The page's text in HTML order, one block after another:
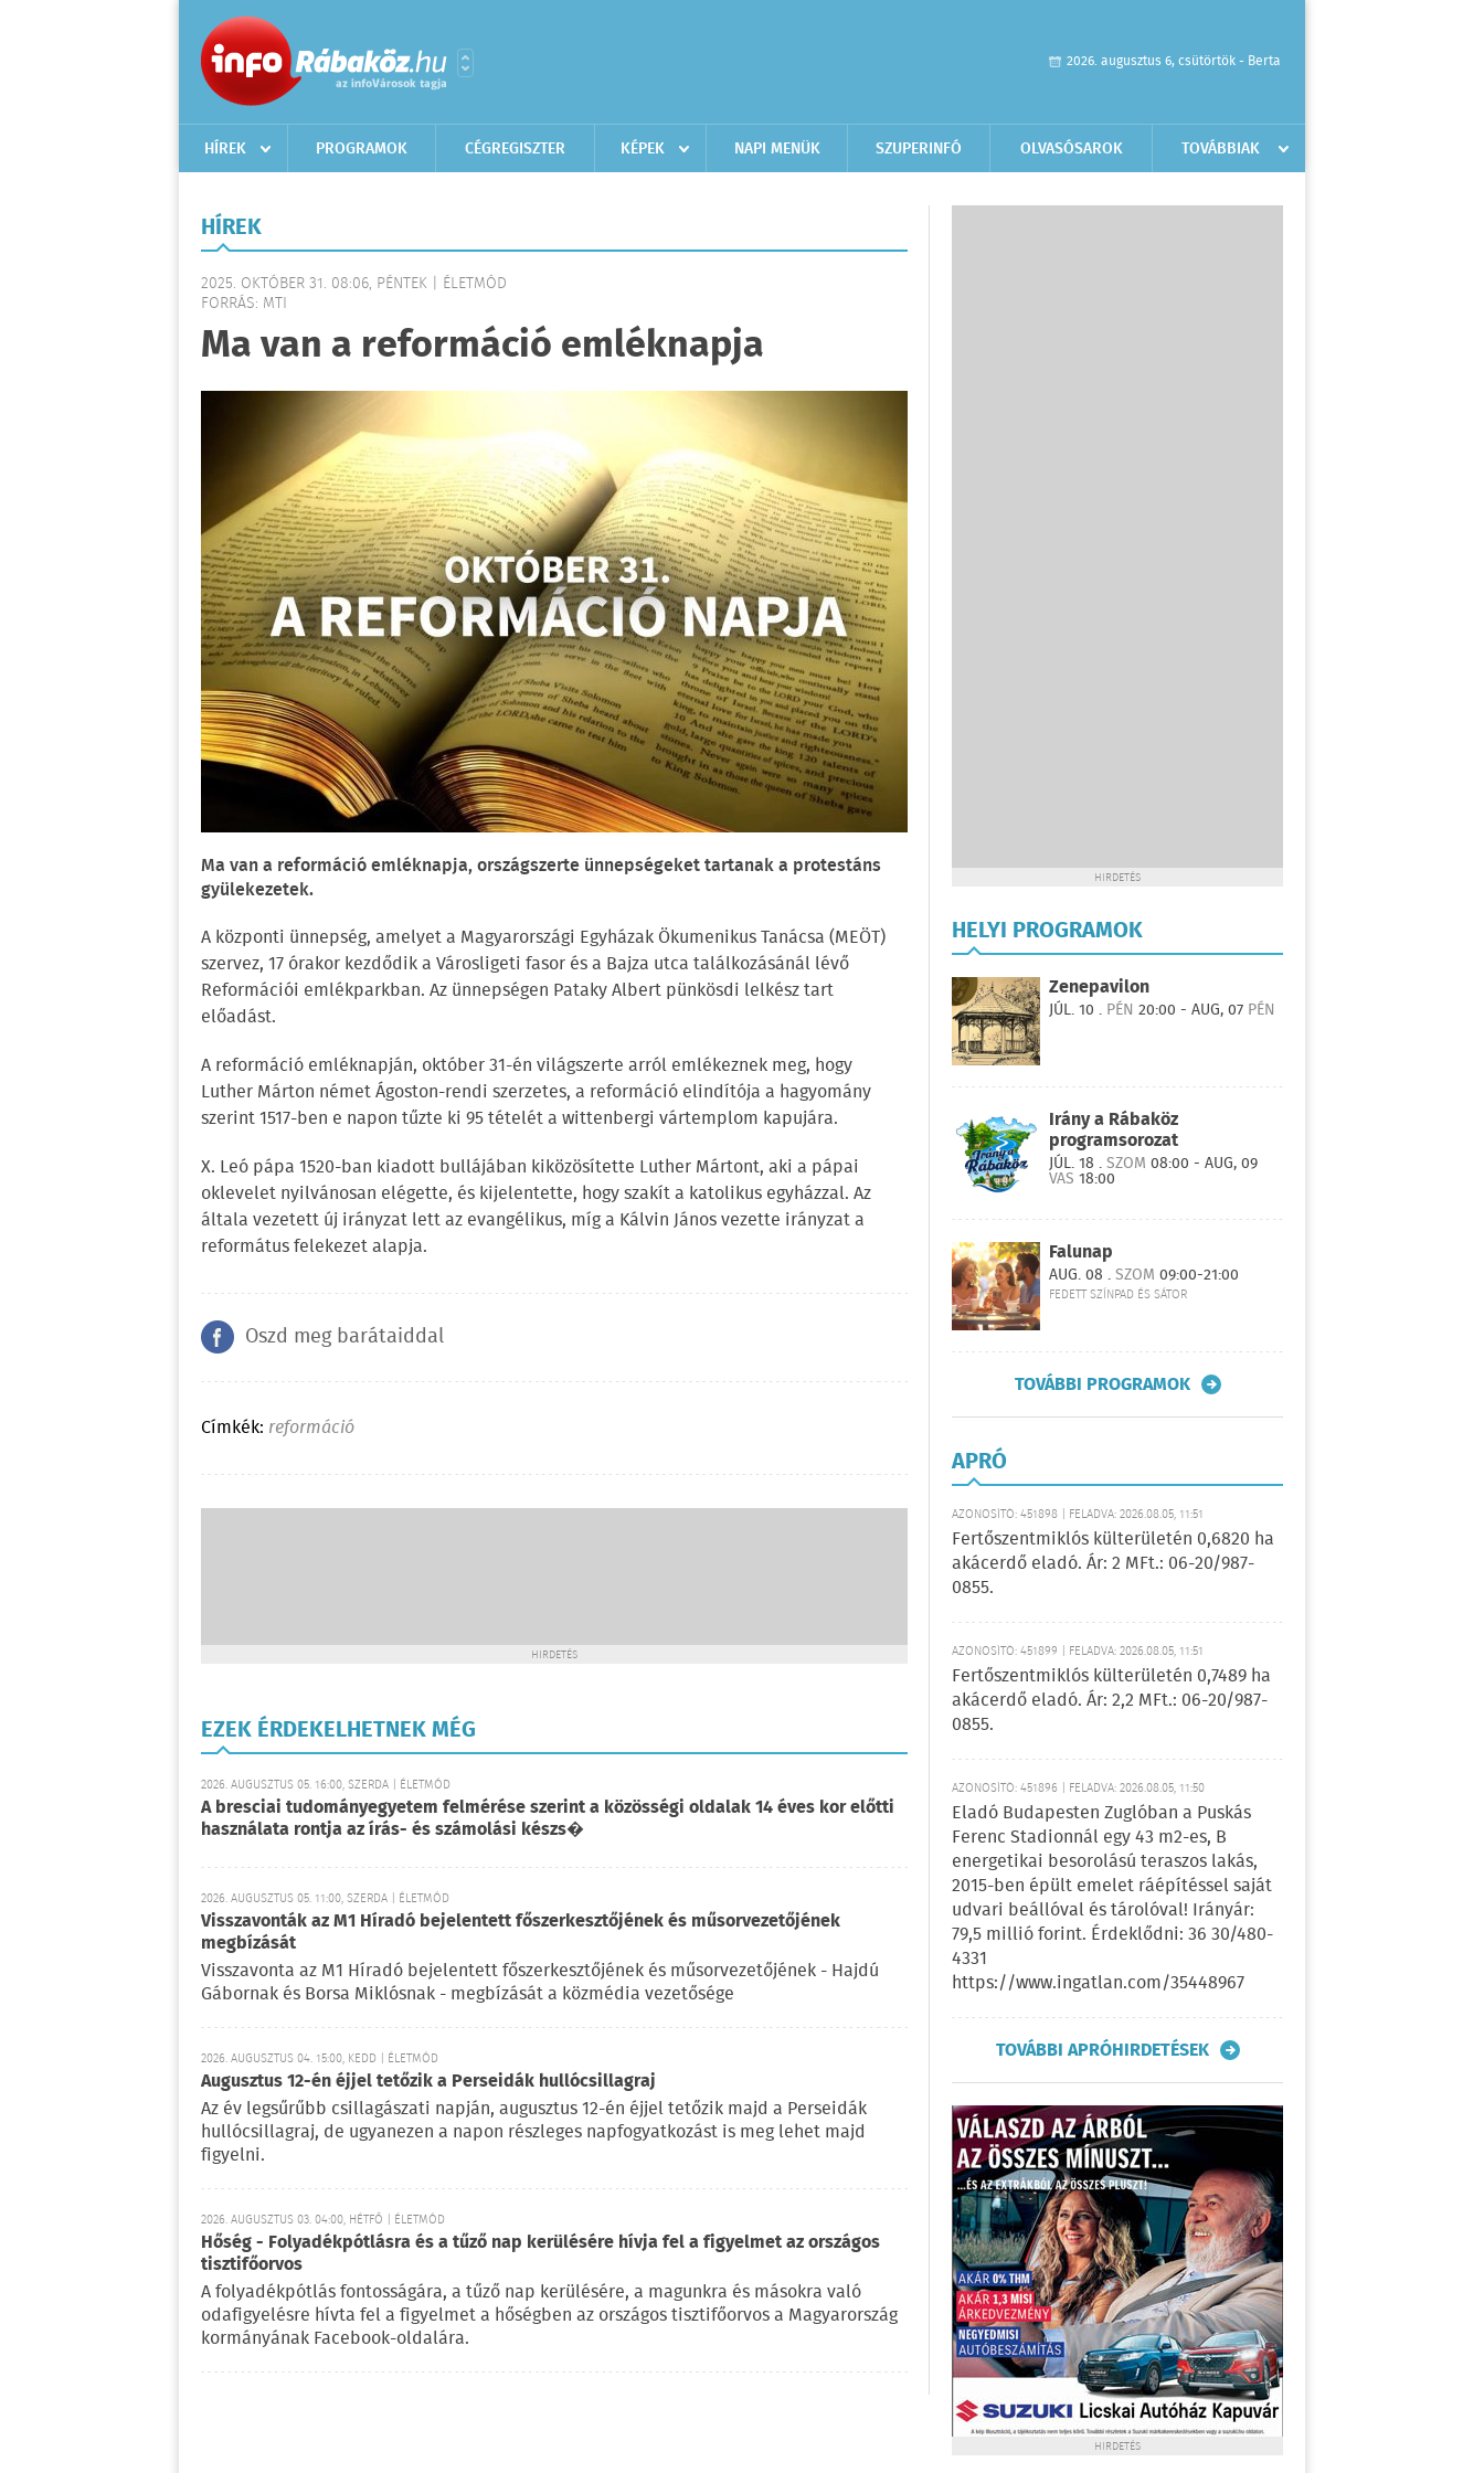
2026. augusztus 6, csütörtök - Berta
HÍREK PROGRAMOK CÉGREGISZTER KÉPEK NAPI MENÜK SZUPERINFÓ OLVASÓSAROK TOVÁBBIAK
HÍREK
2025. OKTÓBER 31. 08:06, PÉNTEK | ÉLETMÓD
FORRÁS: MTI
Ma van a reformáció emléknapja
Ma van a reformáció emléknapja, országszerte ünnepségeket tartanak a protestáns
gyülekezetek.
A központi ünnepség, amelyet a Magyarországi Egyházak Ökumenikus Tanácsa (MEÖT)
szervez, 17 órakor kezdődik a Városligeti fasor és a Bajza utca találkozásánál lévő
Reformációi emlékparkban. Az ünnepségen Pataky Albert pünkösdi lelkész tart
előadást.
A reformáció emléknapján, október 31-én világszerte arról emlékeznek meg, hogy
Luther Márton német Ágoston-rendi szerzetes, a reformáció elindítója a hagyomány
szerint 1517-ben e napon tűzte ki 95 tételét a wittenbergi vártemplom kapujára.
X. Leó pápa 1520-ban kiadott bullájában kiközösítette Luther Mártont, aki a pápai
oklevelet nyilvánosan elégette, és kijelentette, hogy szakít a katolikus egyházzal. Az
általa vezetett új irányzat lett az evangélikus, míg a Kálvin János vezette irányzat a
református felekezet alapja.
Oszd meg barátaiddal
Címkék: reformáció
HIRDETÉS
EZEK ÉRDEKELHETNEK MÉG
2026. AUGUSZTUS 05. 16:00, SZERDA | ÉLETMÓD
A bresciai tudományegyetem felmérése szerint a közösségi oldalak 14 éves kor előtti
használata rontja az írás- és számolási készs�
2026. AUGUSZTUS 05. 11:00, SZERDA | ÉLETMÓD
Visszavonták az M1 Híradó bejelentett főszerkesztőjének és műsorvezetőjének
megbízását
Visszavonta az M1 Híradó bejelentett főszerkesztőjének és műsorvezetőjének - Hajdú
Gábornak és Borsa Miklósnak - megbízását a közmédia vezetősége
2026. AUGUSZTUS 04. 15:00, KEDD | ÉLETMÓD
Augusztus 12-én éjjel tetőzik a Perseidák hullócsillagraj
Az év legsűrűbb csillagászati napján, augusztus 12-én éjjel tetőzik majd a Perseidák
hullócsillagraj, de ugyanezen a napon részleges napfogyatkozást is meg lehet majd
figyelni.
2026. AUGUSZTUS 03. 04:00, HÉTFŐ | ÉLETMÓD
Hőség - Folyadékpótlásra és a tűző nap kerülésére hívja fel a figyelmet az országos
tisztifőorvos
A folyadékpótlás fontosságára, a tűző nap kerülésére, a magunkra és másokra való
odafigyelésre hívta fel a figyelmet a hőségben az országos tisztifőorvos a Magyarország
kormányának Facebook-oldalára.
HIRDETÉS
HELYI PROGRAMOK
Zenepavilon
JÚL. 10 . PÉN 20:00 - AUG, 07 PÉN
Irány a Rábaköz
programsorozat
JÚL. 18 .SZOM 08:00 - AUG, 09
VAS 18:00
Falunap
AUG. 08 .SZOM 09:00-21:00
FEDETT SZÍNPAD ÉS SÁTOR
TOVÁBBI PROGRAMOK
APRÓ
AZONOSÍTÓ: 451898 | FELADVA: 2026.08.05, 11:51
Fertőszentmiklós külterületén 0,6820 ha
akácerdő eladó. Ár: 2 MFt.: 06-20/987-
0855.
AZONOSÍTÓ: 451899 | FELADVA: 2026.08.05, 11:51
Fertőszentmiklós külterületén 0,7489 ha
akácerdő eladó. Ár: 2,2 MFt.: 06-20/987-
0855.
AZONOSÍTÓ: 451896 | FELADVA: 2026.08.05, 11:50
Eladó Budapesten Zuglóban a Puskás
Ferenc Stadionnál egy 43 m2-es, B
energetikai besorolású teraszos lakás,
2015-ben épült emelet ráépítéssel saját
udvari beállóval és tárolóval! Irányár:
79,5 millió forint. Érdeklődni: 36 30/480-
4331
https://www.ingatlan.com/35448967
TOVÁBBI APRÓHIRDETÉSEK
HIRDETÉS